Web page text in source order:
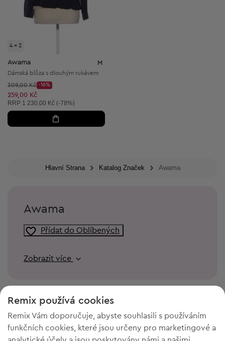
4 = 2
Awama M
Dámská blůza s dlouhým rukávem
Původní cena:
309,00 Kč
Discount Price:
-16%
Snížená cena:
259,00 Kč
Doporučená cena:
RRP 1 230,00 Kč (-78%)
Hlavní Strana Katalog Značek Awama
Awama
Přídat do Oblíbených
Zobrazit více
Remix používá cookies
Remix Vám doporučuje, abyste souhlasili s používáním
funkčních cookies, které jsou určeny pro marketingové a